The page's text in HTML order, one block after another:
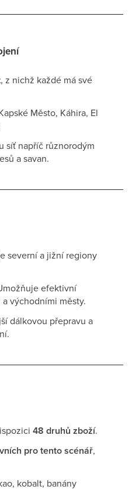
, z nichž každé má své
Město, Káhira, El
síť napříč různorodým
a savan.
severní a jižní regiony
efektivní
východními městy.
dálkovou přepravu a
48 druhů zboží.
pro tento scénář,
kobalt, banány